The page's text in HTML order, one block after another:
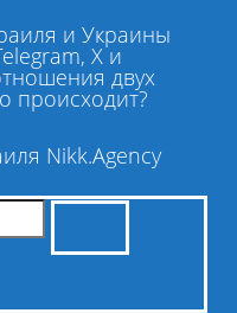
и Украины
X и
двух
происходит?
Nikk.Agency